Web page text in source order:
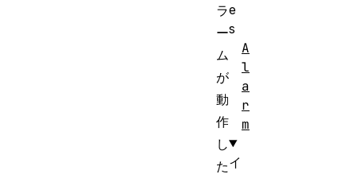
ラ
ー
ム
が
動
作
し
た
e
s
A
l
a
r
m
イ